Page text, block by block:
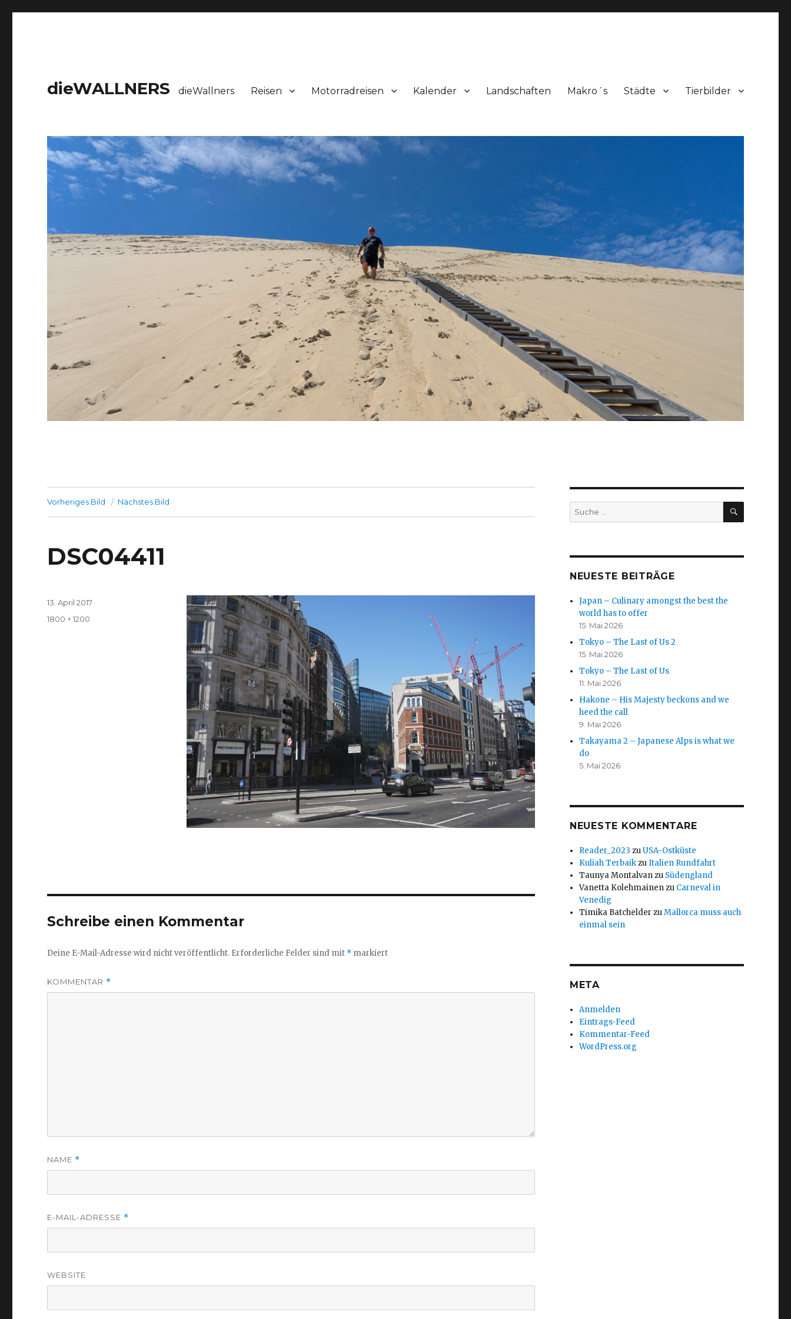
dieWALLNERS dieWallners Reisen Motorradreisen Kalender Landschaften Makro´s Städte Tierbilder
Vorheriges Bild Nächstes Bild
DSC04411
Veröffentlicht
am
13. April 2017
Volle
1800 × 1200
Schreibe einen Kommentar
Deine E-Mail-Adresse wird nicht veröffentlicht. Erforderliche Felder sind mit * markiert
KOMMENTAR *
NAME *
E-MAIL-ADRESSE *
WEBSITE
Suche
nach:
SUCHEN
NEUESTE BEITRÄGE
Japan – Culinary amongst the best the
world has to offer
15. Mai 2026
Tokyo – The Last of Us 2
15. Mai 2026
Tokyo – The Last of Us
11. Mai 2026
Hakone – His Majesty beckons and we
heed the call
9. Mai 2026
Takayama 2 – Japanese Alps is what we
do
5. Mai 2026
NEUESTE KOMMENTARE
Reader_2023 zuUSA-Ostküste
Kuliah TerbaikzuItalien Rundfahrt
Taunya Montalvanzu Südengland
Vanetta Kolehmainenzu Carneval in
Venedig
Timika Batchelder zuMallorca muss auch
einmal sein
META
Anmelden
Eintrags-Feed
Kommentar-Feed
WordPress.org